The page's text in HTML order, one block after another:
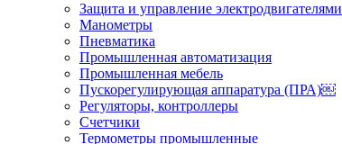
Защита и управление электродвигателями
Манометры
Пневматика
Промышленная автоматизация
Промышленная мебель
Пускорегулирующая аппаратура (ПРА)￼
Регуляторы, контроллеры
Счетчики
Термометры промышленные